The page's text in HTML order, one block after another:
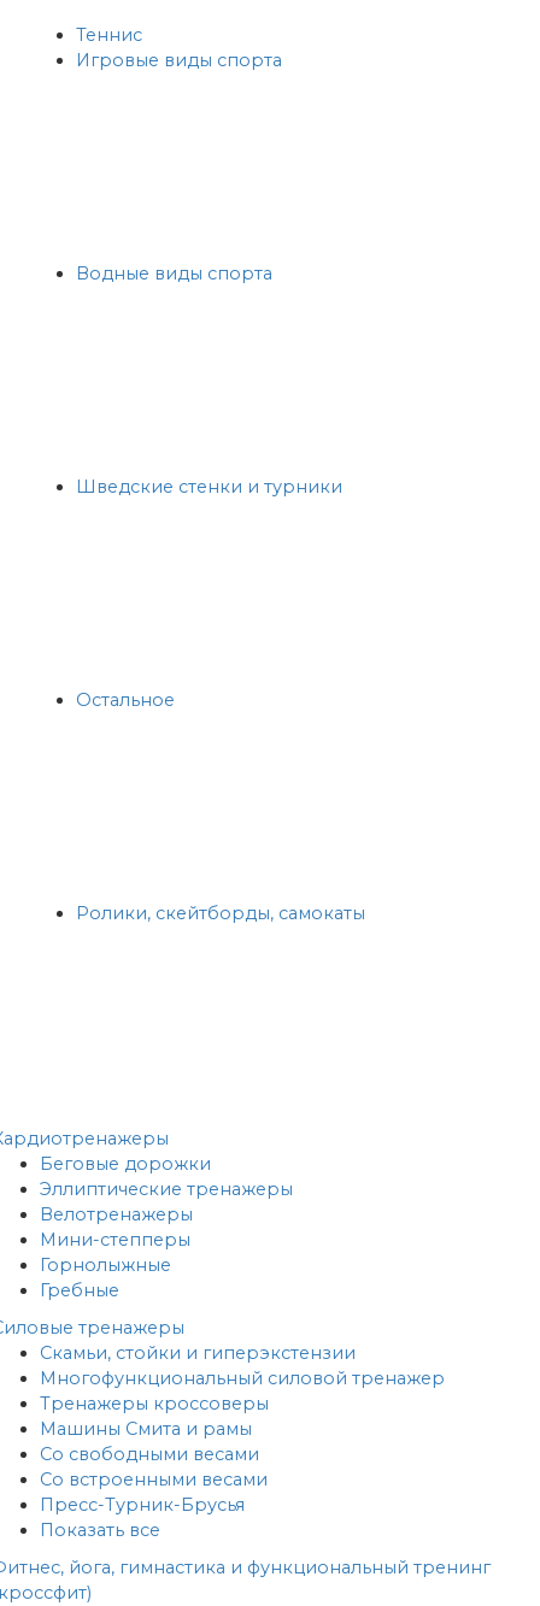
Теннис
Игровые виды спорта
Водные виды спорта
Шведские стенки и турники
Остальное
Ролики, скейтборды, самокаты
Беговые дорожки
Эллиптические тренажеры
Велотренажеры
Мини-степперы
Горнолыжные
Гребные
тренажеры
Скамьи, стойки и гиперэкстензии
Многофункциональный силовой тренажер
Тренажеры кроссоверы
Машины Смита и рамы
Со свободными весами
Со встроенными весами
Пресс-Турник-Брусья
Показать все
йога, гимнастика и функциональный тренинг